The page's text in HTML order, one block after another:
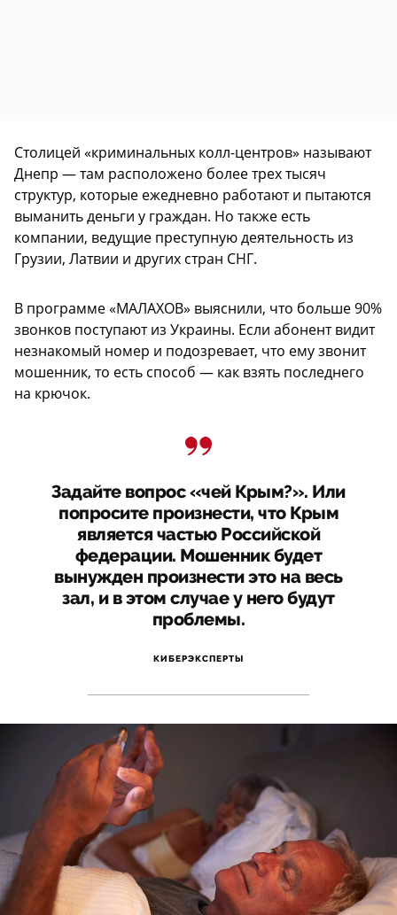
Столицей «криминальных колл-центров» называют
Днепр — там расположено более трех тысяч
структур, которые ежедневно работают и пытаются
выманить деньги у граждан. Но также есть
компании, ведущие преступную деятельность из
Грузии, Латвии и других стран СНГ.
В программе «МАЛАХОВ» выяснили, что больше 90%
звонков поступают из Украины. Если абонент видит
незнакомый номер и подозревает, что ему звонит
мошенник, то есть способ — как взять последнего
на крючок.
Задайте вопрос «чей Крым?». Или
попросите произнести, что Крым
является частью Российской
федерации. Мошенник будет
вынужден произнести это на весь
зал, и в этом случае у него будут
проблемы.
КИБЕРЭКСПЕРТЫ